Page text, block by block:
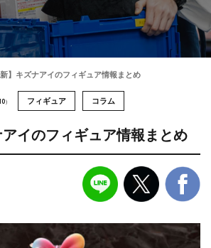
新】キズナアイのフィギュア情報まとめ
） フィギュア コラム
アイのフィギュア情報まとめ